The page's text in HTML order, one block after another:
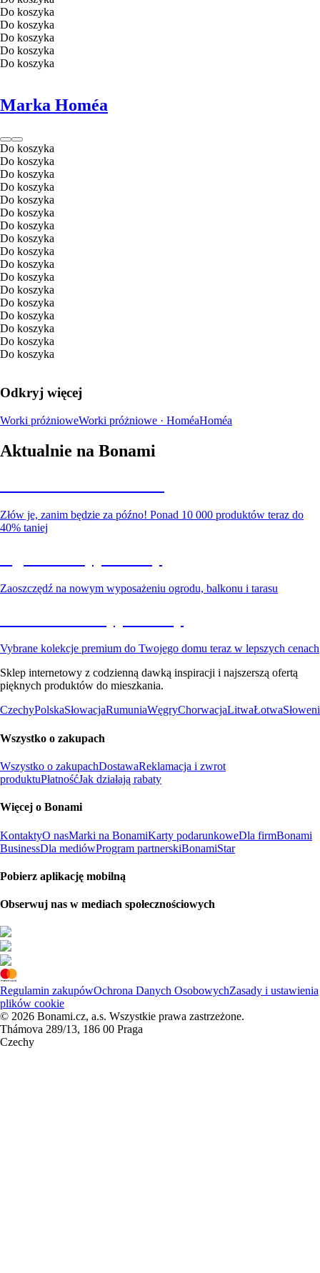
Do koszyka
Do koszyka
Do koszyka
Do koszyka
Do koszyka
Marka Homéa
Do koszyka
Do koszyka
Do koszyka
Do koszyka
Do koszyka
Do koszyka
Do koszyka
Do koszyka
Do koszyka
Do koszyka
Do koszyka
Do koszyka
Do koszyka
Do koszyka
Do koszyka
Do koszyka
Do koszyka
Odkryj więcej
Worki próżnioweWorki próżniowe · HoméaHoméa
Aktualnie na Bonami
Złów je, zanim będzie za późno! Ponad 10 000 produktów teraz do
40% taniej
Zaoszczędź na nowym wyposażeniu ogrodu, balkonu i tarasu
Vybrane kolekcje premium do Twojego domu teraz w lepszych cenach
Sklep internetowy z codzienną dawką inspiracji i najszerszą ofertą
pięknych produktów do mieszkania.
CzechyPolskaSłowacjaRumuniaWęgryChorwacjaLitwaŁotwa
Wszystko o zakupach
Wszystko o zakupachDostawaReklamacja i zwrot
produktuPłatnośćJak działają rabaty
Więcej o Bonami
KontaktyO nasMarki na BonamiKarty podarunkoweDla firmBonami
BusinessDla mediówProgram partnerskiBonamiStar
Pobierz aplikację mobilną
Obserwuj nas w mediach społecznościowych
Regulamin zakupówOchrona Danych OsobowychZasady i ustawienia
plików cookie
© 2026 Bonami.cz, a.s. Wszystkie prawa zastrzeżone.
Thámova 289/13, 186 00 Praga
Czechy